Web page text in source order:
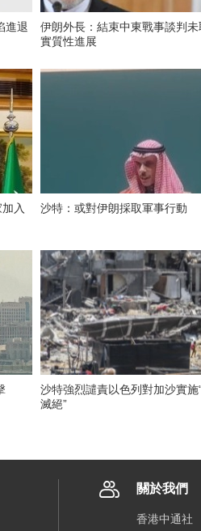
進退
伊朗外長：結束中東戰事談判未
實質性進展
入
沙特：或對伊朗採取軍事行動
沙特強烈譴責以色列對加沙實施
滅絕”
關於我們
香港中通社